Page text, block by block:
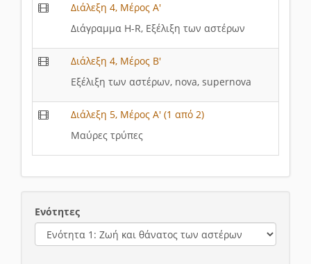
Διάλεξη 4, Μέρος Α'
Διάγραμμα H-R, Eξέλιξη των αστέρων
Διάλεξη 4, Μέρος Β'
Εξέλιξη των αστέρων, nova, supernova
Διάλεξη 5, Μέρος Α' (1 από 2)
Μαύρες τρύπες
Ενότητες